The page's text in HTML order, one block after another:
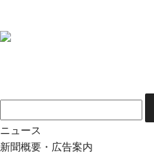
ニュース
新聞概要・広告案内